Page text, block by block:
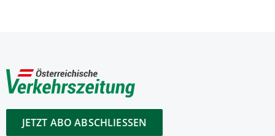
JETZT ABO ABSCHLIESSEN